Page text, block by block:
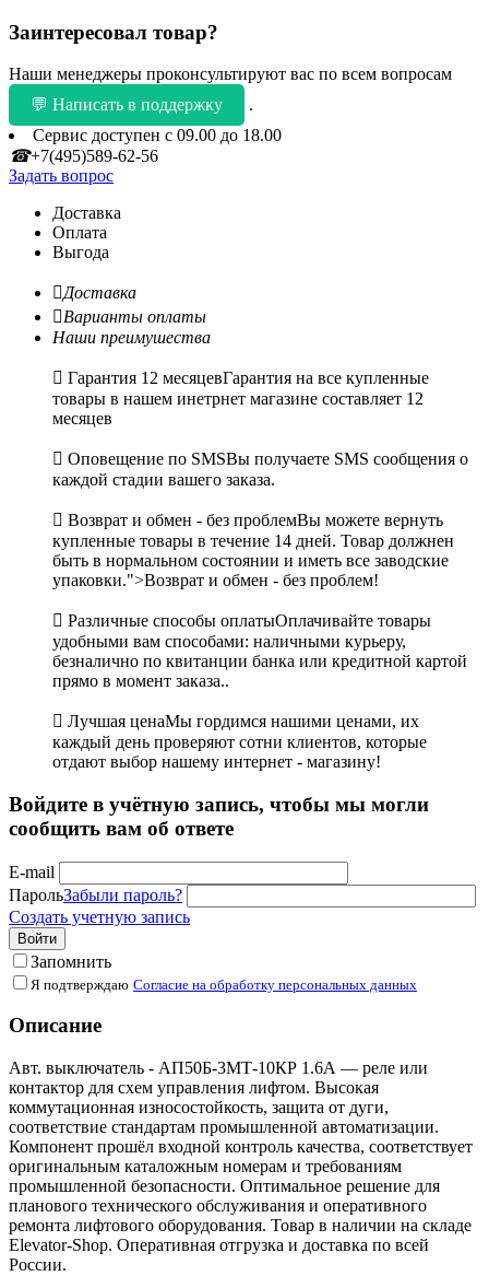
Заинтересовал товар?
Наши менеджеры проконсультируют вас по всем вопросам
💬 Написать в поддержку
.
Сервис доступен с 09.00 до 18.00
☎+7(495)589-62-56
Задать вопрос
Доставка
Оплата
Выгода
Доставка
Варианты оплаты
Наши преимушества
 Гарантия 12 месяцевГарантия на все купленные
товары в нашем инетрнет магазине составляет 12
месяцев
 Оповещение по SMSВы получаете SMS сообщения о
каждой стадии вашего заказа.
 Возврат и обмен - без проблемВы можете вернуть
купленные товары в течение 14 дней. Товар должнен
быть в нормальном состоянии и иметь все заводские
упаковки.">Возврат и обмен - без проблем!
 Различные способы оплатыОплачивайте товары
удобными вам способами: наличными курьеру,
безналично по квитанции банка или кредитной картой
прямо в момент заказа..
 Лучшая ценаМы гордимся нашими ценами, их
каждый день проверяют сотни клиентов, которые
отдают выбор нашему интернет - магазину!
Войдите в учётную запись, чтобы мы могли
сообщить вам об ответе
E-mail
ПарольЗабыли пароль?
Создать учетную запись
Войти
Запомнить
Я подтверждаю Согласие на обработку персональных данных
Описание
Авт. выключатель - АП50Б-3МТ-10КР 1.6А — реле или
контактор для схем управления лифтом. Высокая
коммутационная износостойкость, защита от дуги,
соответствие стандартам промышленной автоматизации.
Компонент прошёл входной контроль качества, соответствует
оригинальным каталожным номерам и требованиям
промышленной безопасности. Оптимальное решение для
планового технического обслуживания и оперативного
ремонта лифтового оборудования. Товар в наличии на складе
Elevator-Shop. Оперативная отгрузка и доставка по всей
России.